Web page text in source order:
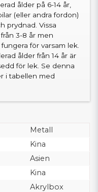
ålder på 6-14 år,
(eller andra fordon)
prydnad. Vissa
3-8 år men
för varsam lek.
ålder från 14 år är
för lek. Se denna
i tabellen med
Metall
Kina
Asien
Kina
Akrylbox